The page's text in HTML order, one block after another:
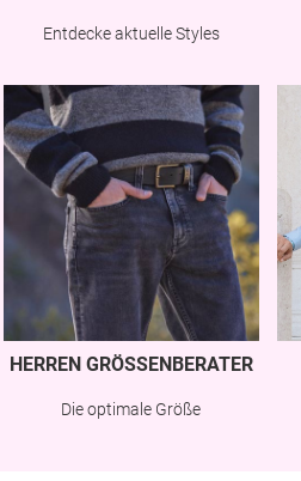
Entdecke aktuelle Styles
HERREN GRÖSSENBERATER
Die optimale Größe